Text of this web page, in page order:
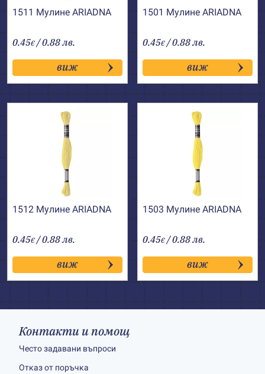
1511 Мулине АRIADNA
0.45€ / 0.88 лв.
виж
1501 Мулине АRIADNA
0.45€ / 0.88 лв.
виж
1512 Мулине АRIADNA
0.45€ / 0.88 лв.
виж
1503 Мулине АRIADNA
0.45€ / 0.88 лв.
виж
Контакти и помощ
Често задавани въпроси
Отказ от поръчка